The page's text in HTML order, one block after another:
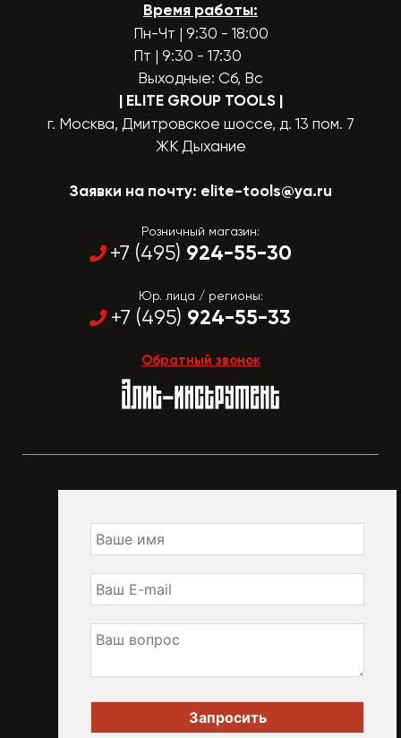
Время работы:
Пн-Чт | 9:30 - 18:00
Пт | 9:30 - 17:30
Выходные: Сб, Вс
| ELITE GROUP TOOLS |
г. Москва, Дмитровское шоссе, д. 13 пом. 7
ЖК Дыхание
Заявки на почту: elite-tools@ya.ru
Розничный магазин:
+7 (495) 924-55-30
Юр. лица / регионы:
+7 (495) 924-55-33
Обратный звонок